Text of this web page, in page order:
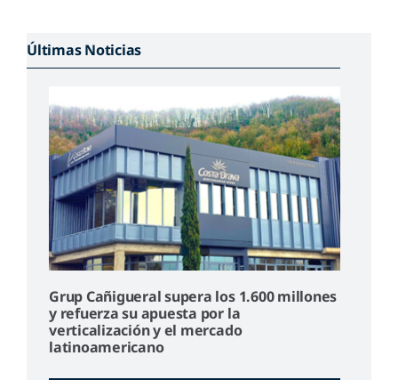
Últimas Noticias
Grup Cañigueral supera los 1.600 millones
y refuerza su apuesta por la
verticalización y el mercado
latinoamericano